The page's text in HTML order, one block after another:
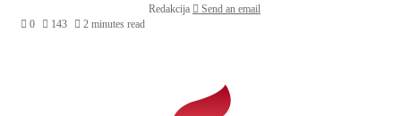
Redakcija Send an email
0 143 2 minutes read